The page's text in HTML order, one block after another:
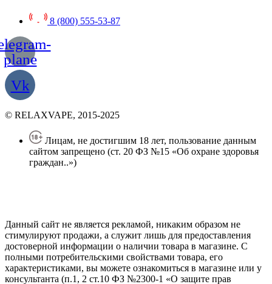
8 (800) 555-53-87
plane
Vk
© RELAXVAPE, 2015-2025
Лицам, не достигшим 18 лет, пользование данным
сайтом запрещено (ст. 20 ФЗ №15 «Об охране здоровья
граждан..»)
Данный сайт не является рекламой, никаким образом не
стимулируют продажи, а служит лишь для предоставления
достоверной информации о наличии товара в магазине. С
полными потребительскими свойствами товара, его
характеристиками, вы можете ознакомиться в магазине или у
консультанта (п.1, 2 ст.10 ФЗ №2300-1 «О защите прав